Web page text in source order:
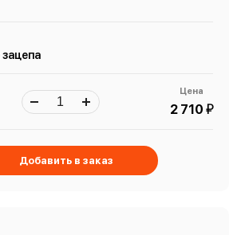
Цена
2 710 й
Добавить в заказ